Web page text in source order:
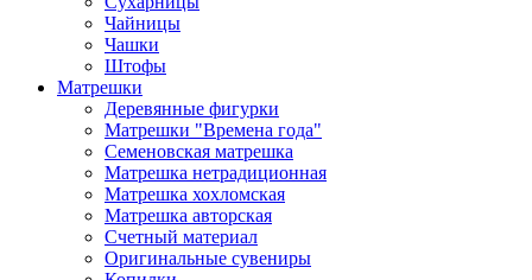
Чайницы
Чашки
Штофы
Матрешки
Деревянные фигурки
Матрешки "Времена года"
Семеновская матрешка
Матрешка нетрадиционная
Матрешка хохломская
Матрешка авторская
Счетный материал
Оригинальные сувениры